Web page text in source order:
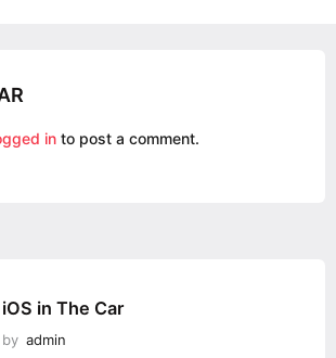
in to post a comment.
iOS in The Car
by admin